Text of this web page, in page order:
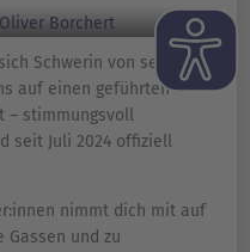
Schwerin von seiner
auf einen geführten
– stimmungsvoll
seit Juli 2024 offiziell
nimmt dich mit auf
Gassen und zu